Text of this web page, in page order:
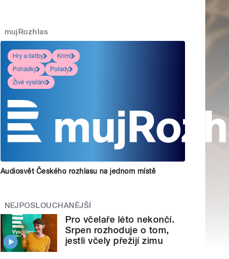
mujRozhlas
Hry a četby
Krimi
Pohádky
Pořady
Živé vysílání
Audiosvět Českého rozhlasu na jednom místě
NEJPOSLOUCHANĚJŠÍ
Pro včelaře léto nekončí.
Srpen rozhoduje o tom,
jestli včely přežijí zimu